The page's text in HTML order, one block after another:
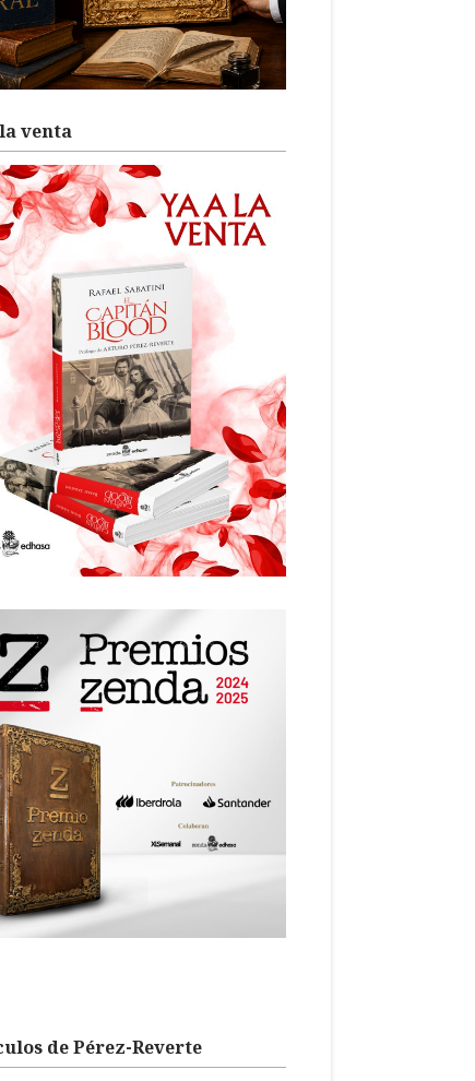
venta
de Pérez-Reverte